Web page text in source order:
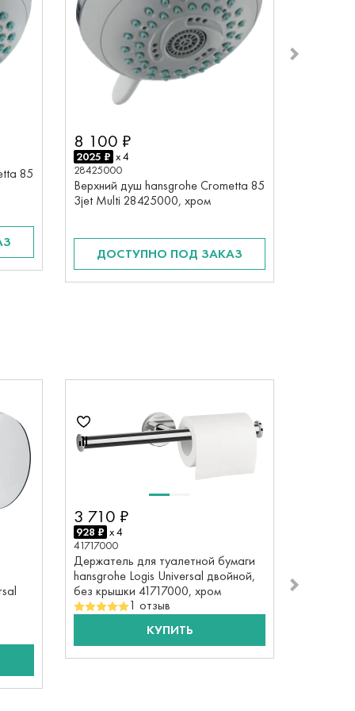
85
8 100 ₽
2025 ₽ x 4
28425000
Верхний душ hansgrohe Crometta 85
3jet Multi 28425000, хром
ДОСТУПНО ПОД ЗАКАЗ
3 710 ₽
928 ₽ x 4
41717000
Держатель для туалетной бумаги
hansgrohe Logis Universal двойной,
без крышки 41717000, хром
1 отзыв
КУПИТЬ